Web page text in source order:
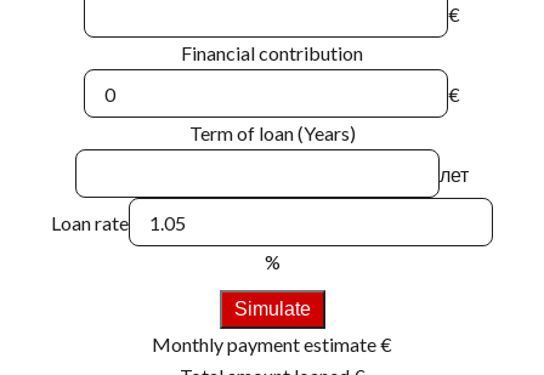
€
Financial contribution
€
Term of loan (Years)
лет
Loan rate
%
Simulate
Monthly payment estimate€